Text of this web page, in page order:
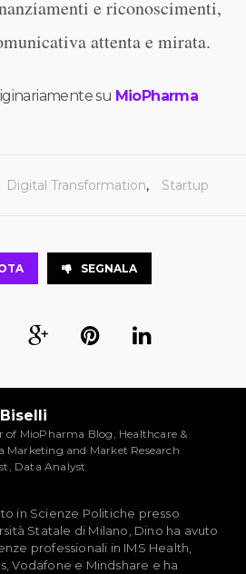
e riconoscimenti,
attenta e mirata.
su MioPharma
Digital Transformation, Startup
SEGNALA
of MioPharma Blog, Healthcare &
Marketing and Market Research
Data Analyst
in Scienze Politiche presso
Statale di Milano, Dino ha avuto
professionali in IMS Health,
Vodafone e Mindshare e ha